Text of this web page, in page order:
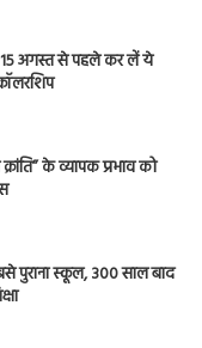
15 अगस्त से पहले कर लें ये
के व्यापक प्रभाव को
पुराना स्कूल, 300 साल बाद